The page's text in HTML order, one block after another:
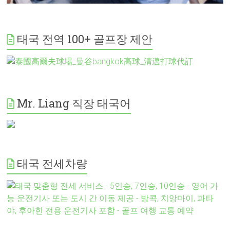
태국 전역 100+ 골프장 제안
Mr. Liang 직장 태국어
태국 전세차량